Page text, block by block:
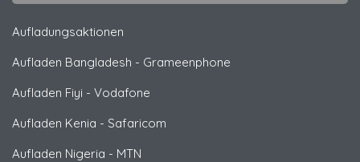
Aufladungsaktionen
Aufladen Bangladesh - Grameenphone
Aufladen Fiyi - Vodafone
Aufladen Kenia - Safaricom
Aufladen Nigeria - MTN